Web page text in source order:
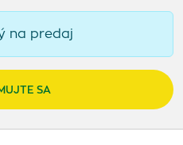
na predaj
SA